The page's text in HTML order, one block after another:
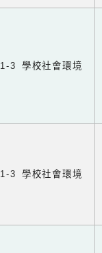
1-3 學校社會環境
1-3 學校社會環境